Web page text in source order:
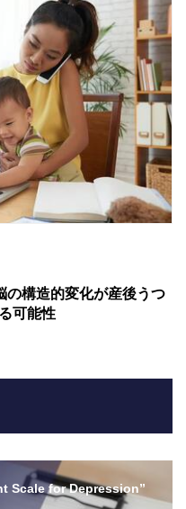
の構造的変化が産後うつ
可能性
Scale for Depression”